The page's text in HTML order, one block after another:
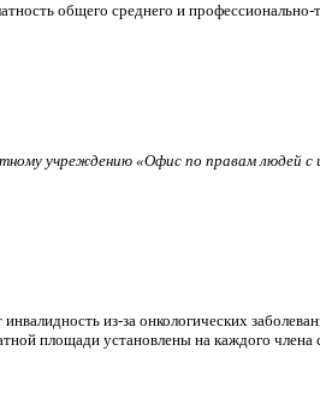
общего среднего и профессионально-
учреждению «Офис по правам людей с
из-за онкологических
площади установлены на каждого члена